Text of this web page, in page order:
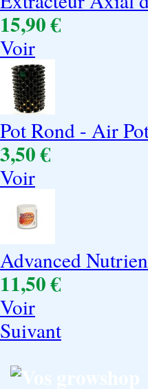
15,90 €
Voir
Pot Rond - Air
3,50 €
Voir
Advanced
11,50 €
Voir
Suivant